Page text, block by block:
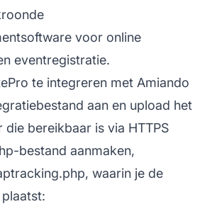
voor online
eventregistratie.
te integreren met Amiando
aan en upload het
die bereikbaar is via HTTPS
bestand aanmaken,
waarin je de